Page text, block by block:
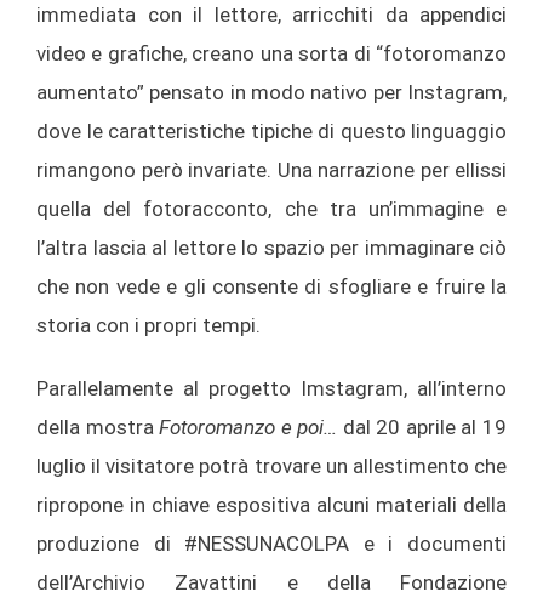
immediata con il lettore, arricchiti da appendici
video e grafiche, creano una sorta di “fotoromanzo
aumentato” pensato in modo nativo per Instagram,
dove le caratteristiche tipiche di questo linguaggio
rimangono però invariate. Una narrazione per ellissi
quella del fotoracconto, che tra un’immagine e
l’altra lascia al lettore lo spazio per immaginare ciò
che non vede e gli consente di sfogliare e fruire la
storia con i propri tempi.
Parallelamente al progetto Imstagram, all’interno
della mostraFotoromanzo e poi… dal 20 aprile al 19
luglio il visitatore potrà trovare un allestimento che
ripropone in chiave espositiva alcuni materiali della
produzione di #NESSUNACOLPA e i documenti
dell’Archivio Zavattini e della Fondazione